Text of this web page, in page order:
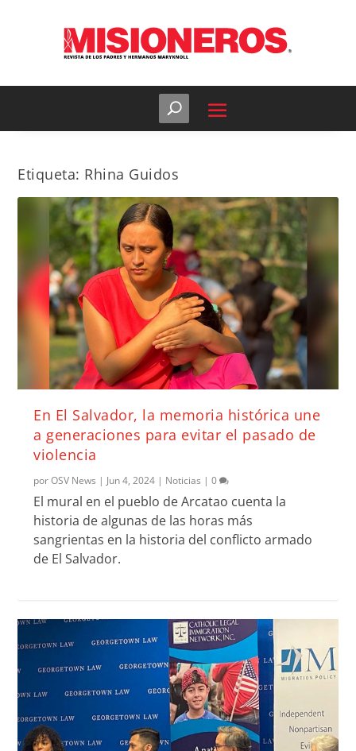
Etiqueta: Rhina Guidos
En El Salvador, la memoria histórica une
a generaciones para evitar el pasado de
violencia
porOSV News | Jun 4, 2024 | Noticias |0
El mural en el pueblo de Arcatao cuenta la
historia de algunas de las horas más
sangrientas en la historia del conflicto armado
de El Salvador.